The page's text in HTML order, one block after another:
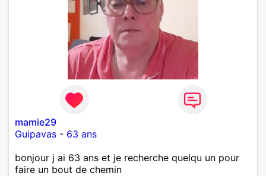
mamie29
Guipavas - 63 ans
bonjour j ai 63 ans et je recherche quelqu un pour
faire un bout de chemin